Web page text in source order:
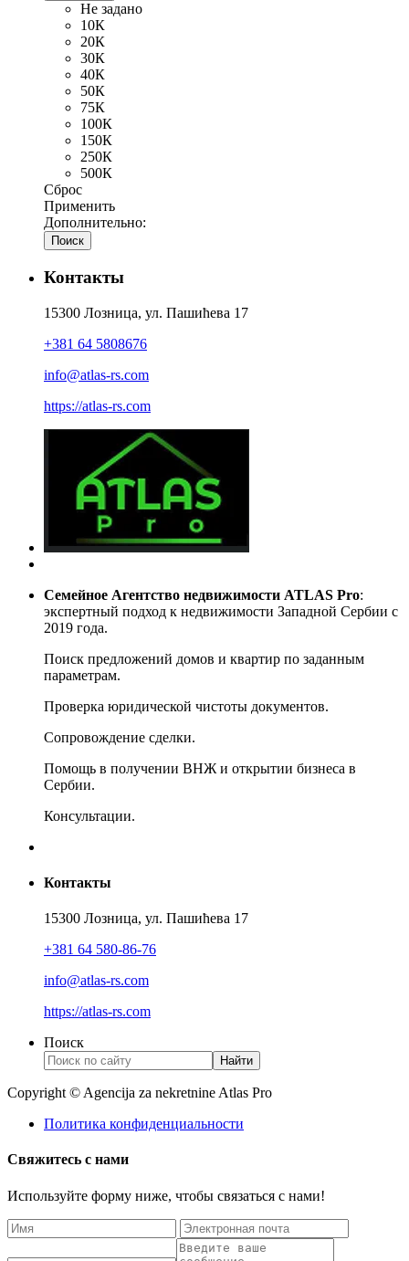
Не задано
10К
20К
30К
40К
50К
75К
100К
150К
250К
500К
Сброс
Применить
Дополнительно:
Поиск
Контакты
15300 Лозница, ул. Пашићева 17
+381 64 5808676
info@atlas-rs.com
https://atlas-rs.com
Семейное Агентство недвижимости ATLAS Pro:
экспертный подход к недвижимости Западной Сербии с
2019 года.
Поиск предложений домов и квартир по заданным
параметрам.
Проверка юридической чистоты документов.
Сопровождение сделки.
Помощь в получении ВНЖ и открытии бизнеса в
Сербии.
Консультации.
Контакты
15300 Лозница, ул. Пашићева 17
+381 64 580-86-76
info@atlas-rs.com
https://atlas-rs.com
Поиск
Найти
Copyright © Agencija za nekretnine Atlas Pro
Политика конфиденциальности
Свяжитесь с нами
Используйте форму ниже, чтобы связаться с нами!